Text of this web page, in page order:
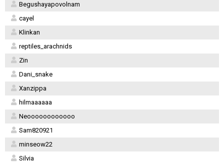
Begushayapovolnam
cayel
Klinkan
reptiles_arachnids
Zin
Dani_snake
Xanzippa
hilmaaaaaa
Neoooooooooooo
Sam820921
minseow22
Silvia